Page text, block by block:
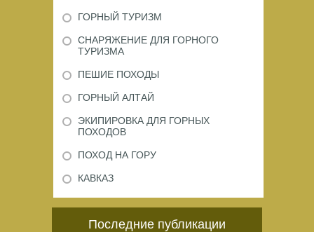
ГОРНЫЙ ТУРИЗМ
СНАРЯЖЕНИЕ ДЛЯ ГОРНОГО
ТУРИЗМА
ПЕШИЕ ПОХОДЫ
ГОРНЫЙ АЛТАЙ
ЭКИПИРОВКА ДЛЯ ГОРНЫХ
ПОХОДОВ
ПОХОД НА ГОРУ
КАВКАЗ
Последние публикации